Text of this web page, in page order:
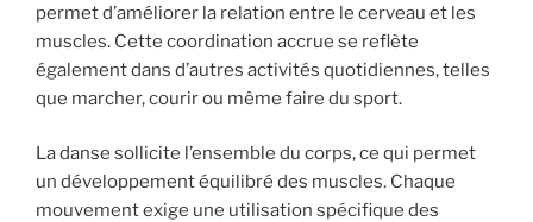
permet d’améliorer la relation entre le cerveau et les
muscles. Cette coordination accrue se reflète
également dans d’autres activités quotidiennes, telles
que marcher, courir ou même faire du sport.
La danse sollicite l’ensemble du corps, ce qui permet
un développement équilibré des muscles. Chaque
mouvement exige une utilisation spécifique des